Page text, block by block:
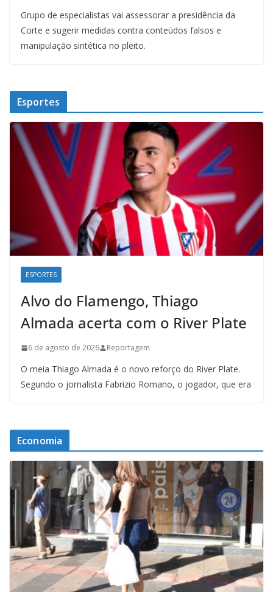
Grupo de especialistas vai assessorar a presidência da
Corte e sugerir medidas contra conteúdos falsos e
manipulação sintética no pleito.
Esportes
ESPORTES
Alvo do Flamengo, Thiago
Almada acerta com o River Plate
6 de agosto de 2026 Reportagem
O meia Thiago Almada é o novo reforço do River Plate.
Segundo o jornalista Fabrizio Romano, o jogador, que era
Economia